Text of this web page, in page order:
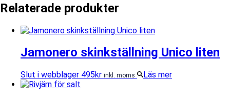
Relaterade produkter
Jamonero skinkställning Unico liten
Slut i webblager 495kr inkl. moms Läs mer